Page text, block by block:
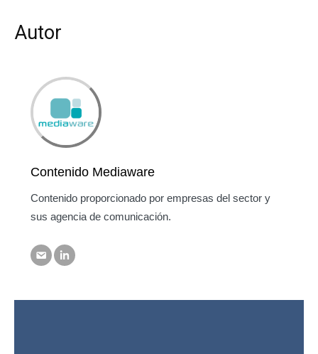
Autor
Contenido Mediaware
Contenido proporcionado por empresas del sector y
sus agencia de comunicación.